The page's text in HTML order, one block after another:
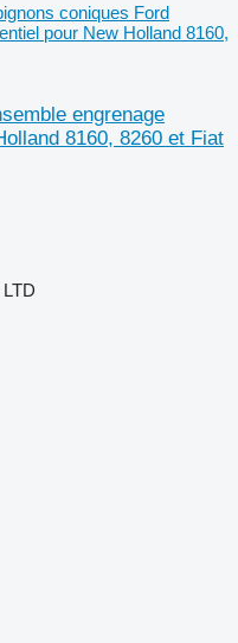
coniques Ford
pour New Holland 8160,
engrenage
8160, 8260 et Fiat